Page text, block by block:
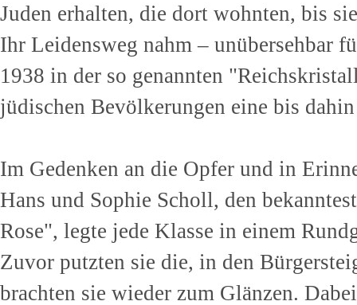
Juden erhalten, die dort wohnten, bis
Ihr Leidensweg nahm – unübersehbar
1938 in der so genannten
jüdischen Bevölkerungen eine bis
Im Gedenken an die Opfer und in
Hans und Sophie Scholl, den
Rose", legte jede Klasse in einem
Zuvor putzten sie die, in den
brachten sie wieder zum Glänzen.